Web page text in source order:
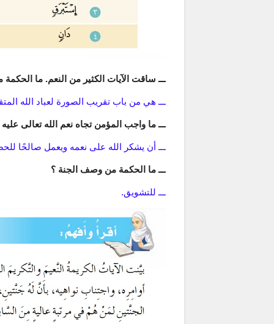
ـــ ساقت الآيات الكثير من النعم. ما
ـــ هي من باب تقريب الصورة لعباد الله
ـــ ما واجب المؤمن تجاه نعم الله تعالى
ـــ أن يشكر الله على نعمه ويعمل صالحًا
ـــ ما الحكمة من وصف الجنة ؟
ـــ للتشويق.